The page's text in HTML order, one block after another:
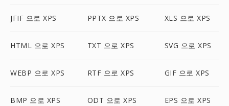
JFIF 으로 XPS PPTX 으로 XPS XLS 으로 XPS
HTML 으로 XPS TXT 으로 XPS SVG 으로 XPS
WEBP 으로 XPS RTF 으로 XPS GIF 으로 XPS
BMP 으로 XPS ODT 으로 XPS EPS 으로 XPS